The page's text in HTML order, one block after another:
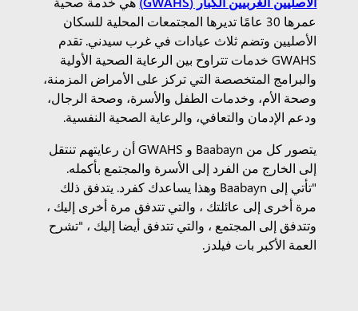
عمرها 30 عامًا تديرها المجتمعات المحلية للسكان
الأصليين وتضم ثلاث عيادات في غرب سيدني. تقدم
GWAHS خدمات تتراوح بين الرعاية الصحية الأولية
والبرامج المتخصصة التي تركز على الأمراض المزمنة،
وصحة الأم، وخدمات الطفل والأسرة، وصحة الرجال،
ودعم الإدمان والتعافي، والرعاية الصحية النفسية.
يتصور كل من Baabayn و GWAHS أن رعايتهم تنتقل
إلى الخارج من الفرد إلى الأسرة والمجتمع بأكمله.
"تأتي إلى Baabayn وهذا يساعدك كفرد. يتدفق ذلك
مرة أخرى إلى عائلتك ، والتي تتدفق مرة أخرى إليك ،
وتتدفق إلى المجتمع ، والتي تتدفق أيضا إليك ، "تشرح
العمة الأكبر بات فيلدز.